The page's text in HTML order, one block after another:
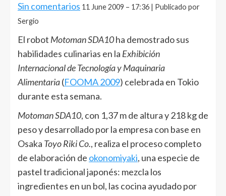
Sin comentarios 11 June 2009 – 17:36 | Publicado por
Sergio
El robot Motoman SDA10ha demostrado sus
habilidades culinarias en la Exhibición
Internacional de Tecnología y Maquinaria
Alimentaria(FOOMA 2009) celebrada en Tokio
durante esta semana.
Motoman SDA10, con 1,37 m de altura y 218 kg de
peso y desarrollado por la empresa con base en
Osaka Toyo Riki Co., realiza el proceso completo
de elaboración de okonomiyaki, una especie de
pastel tradicional japonés: mezcla los
ingredientes en un bol, las cocina ayudado por